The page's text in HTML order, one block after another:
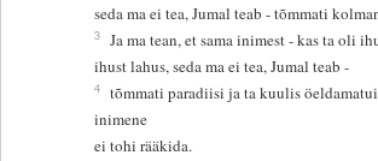
seda ma ei tea, Jumal teab - tõmmati
3 Ja ma tean, et sama inimest - kas ta oli
ihust lahus, seda ma ei tea, Jumal teab -
4 tõmmati paradiisi ja ta kuulis
inimene
ei tohi rääkida.